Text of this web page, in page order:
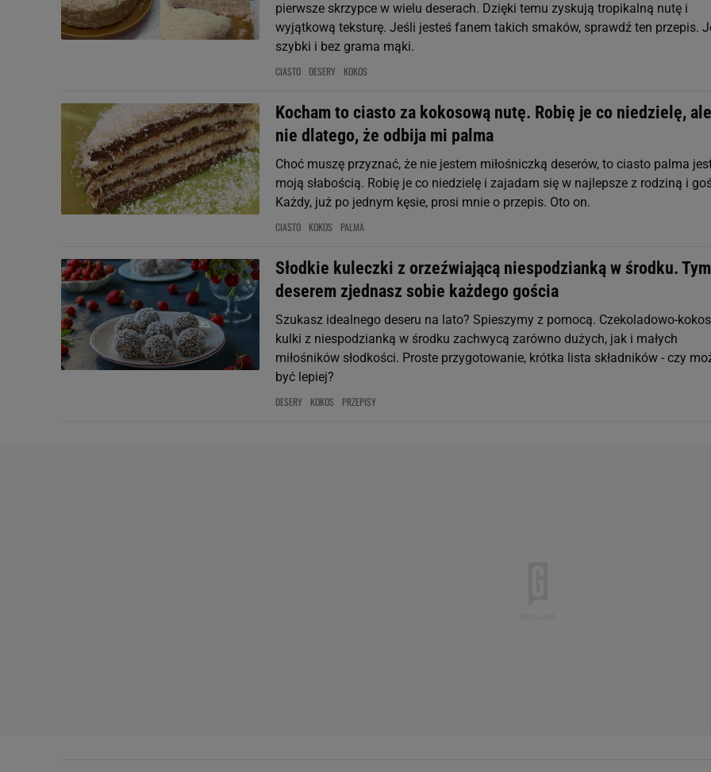
pierwsze skrzypce w wielu deserach. Dzięki temu zyskują tropikalną nutę i
wyjątkową teksturę. Jeśli jesteś fanem takich smaków, sprawdź ten przepis.
szybki i bez grama mąki.
CIASTO DESERY KOKOS
Kocham to ciasto za kokosową nutę. Robię je co niedzielę, ale
nie dlatego, że odbija mi palma
Choć muszę przyznać, że nie jestem miłośniczką deserów, to ciasto palma
moją słabością. Robię je co niedzielę i zajadam się w najlepsze z rodziną i
Każdy, już po jednym kęsie, prosi mnie o przepis. Oto on.
CIASTO KOKOS PALMA
Słodkie kuleczki z orzeźwiającą niespodzianką w środku. Tym
deserem zjednasz sobie każdego gościa
Szukasz idealnego deseru na lato? Spieszymy z pomocą. Czekoladowo-
kulki z niespodzianką w środku zachwycą zarówno dużych, jak i małych
miłośników słodkości. Proste przygotowanie, krótka lista składników - czy
być lepiej?
DESERY KOKOS PRZEPISY